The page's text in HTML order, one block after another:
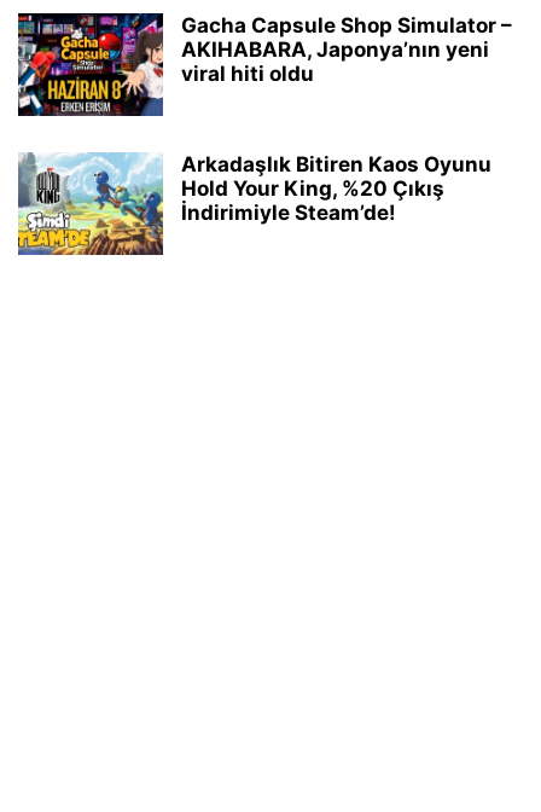
Gacha Capsule Shop Simulator –
AKIHABARA, Japonya’nın yeni
viral hiti oldu
Arkadaşlık Bitiren Kaos Oyunu
Hold Your King, %20 Çıkış
İndirimiyle Steam’de!